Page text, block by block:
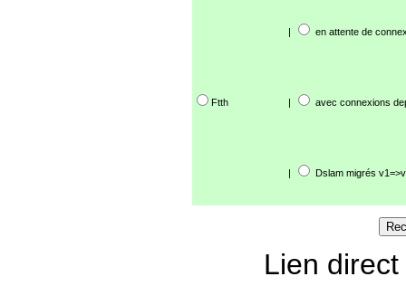
| en attente de
Ftth | avec connexions
| Dslam migrés
Lien